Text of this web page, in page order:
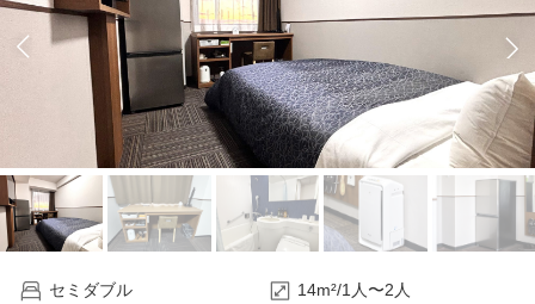
セミダブル
14m²/1人〜2人